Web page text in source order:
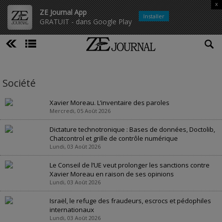
ZE Journal App
GRATUIT - dans Google Play
x
Installer
Société
Xavier Moreau. L’inventaire des paroles
Mercredi, 05 Août 2026
Dictature technotronique : Bases de données, Doctolib,
Chatcontrol et grille de contrôle numérique
Lundi, 03 Août 2026
Le Conseil de l’UE veut prolonger les sanctions contre
Xavier Moreau en raison de ses opinions
Lundi, 03 Août 2026
Israël, le refuge des fraudeurs, escrocs et pédophiles
internationaux
Lundi, 03 Août 2026